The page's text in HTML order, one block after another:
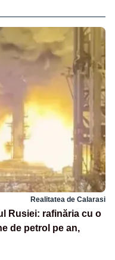
Realitatea de Calarasi
Rusiei: rafinăria cu o
de petrol pe an,